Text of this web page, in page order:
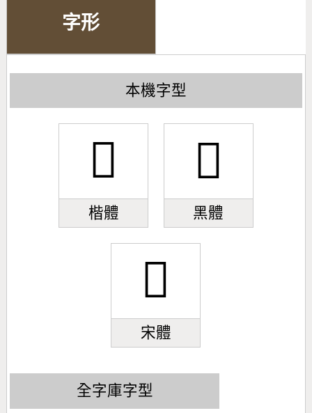
字形
本機字型
𦞆
楷體
𦞆
黑體
𦞆
宋體
全字庫字型